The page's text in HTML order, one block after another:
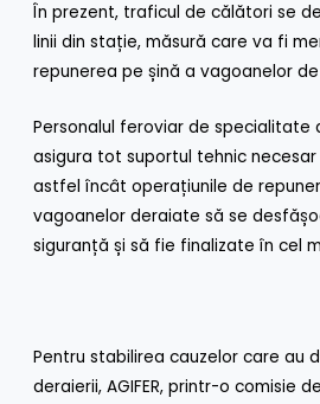
În prezent, traficul de călători se
linii din stație, măsură care va fi
repunerea pe șină a vagoanelor
Personalul feroviar de specialitate
asigura tot suportul tehnic
astfel încât operațiunile de
vagoanelor deraiate să se
siguranță și să fie finalizate în cel
Pentru stabilirea cauzelor care au
deraierii, AGIFER, printr-o comisie